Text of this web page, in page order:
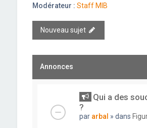
Modérateur : Staff MIB
Nouveau sujet
Annonces
Qui a des
?
par arbal » dans